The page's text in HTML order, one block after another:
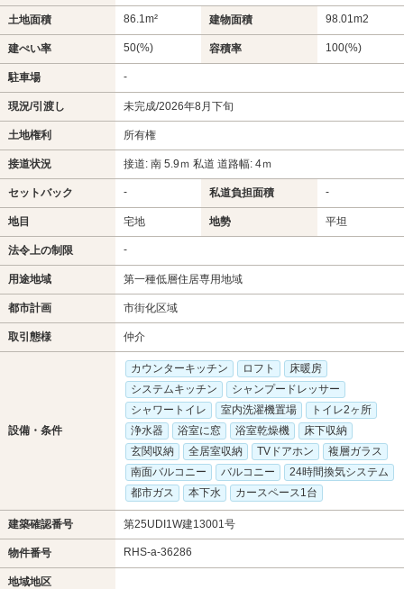
土地面積 86.1m² 建物面積 98.01m2
建ぺい率 50(%) 容積率 100(%)
駐車場 -
現況/引渡し 未完成/2026年8月下旬
土地権利 所有権
接道状況 接道: 南 5.9ｍ 私道 道路幅: 4ｍ
セットバック - 私道負担面積 -
地目 宅地 地勢 平坦
法令上の制限 -
用途地域 第一種低層住居専用地域
都市計画 市街化区域
取引態様 仲介
設備・条件
カウンターキッチン ロフト
床暖房
システムキッチン
シャンプードレッサー
シャワートイレ
室内洗濯機置場
トイレ2ヶ所
浄水器
浴室に窓 浴室乾燥機
床下収納
玄関収納
全居室収納 TVドアホン
複層ガラス
南面バルコニー
バルコニー
24時間換気システム
都市ガス
本下水 カースペース1台
建築確認番号 第25UDI1W建13001号
物件番号 RHS-a-36286
地域地区